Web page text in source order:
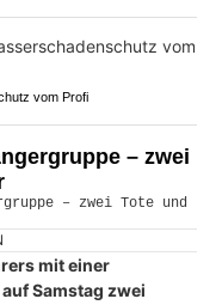
vom Profi
– zwei
mit einer
Samstag zwei